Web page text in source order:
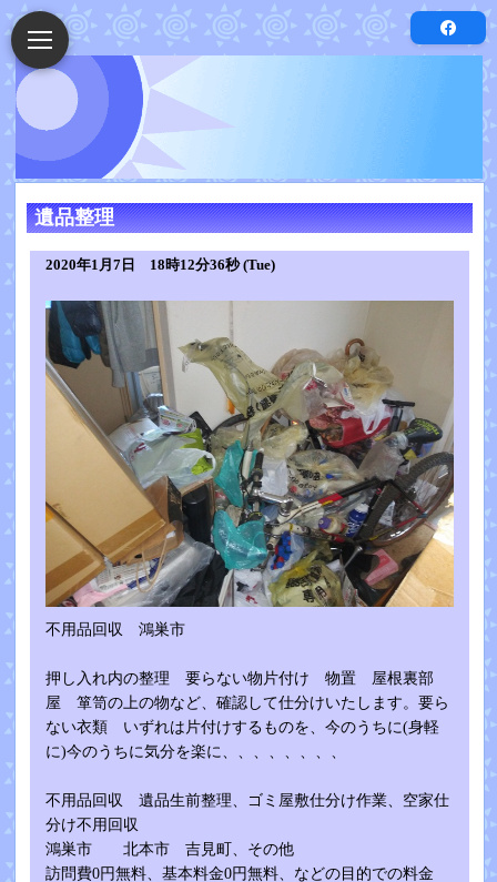
遺品整理
2020年1月7日 18時12分36秒 (Tue)
不用品回収 鴻巣市
押し入れ内の整理 要らない物片付け 物置 屋根裏部
屋 箪笥の上の物など、確認して仕分けいたします。要ら
ない衣類 いずれは片付けするものを、今のうちに(身軽
に)今のうちに気分を楽に、、、、、、、、
不用品回収 遺品生前整理、ゴミ屋敷仕分け作業、空家仕
分け不用回収
鴻巣市 北本市 吉見町、その他
訪問費0円無料、基本料金0円無料、などの目的での料金